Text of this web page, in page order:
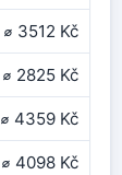
⌀ 3512 Kč
⌀ 2825 Kč
⌀ 4359 Kč
⌀ 4098 Kč